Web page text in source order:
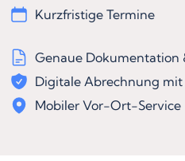
Kurzfristige Termine
Genaue Dokumentation
Digitale Abrechnung
Mobiler Vor-Ort-Service